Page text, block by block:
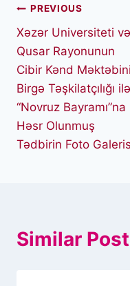
Post
navigation
PREVIOUS
Xəzər Universiteti və
Qusar Rayonunun
Cibir Kənd
Birgə Təşkilatçılığı ilə
“Novruz Bayramı”na
Həsr Olunmuş
Tədbirin Foto
Similar